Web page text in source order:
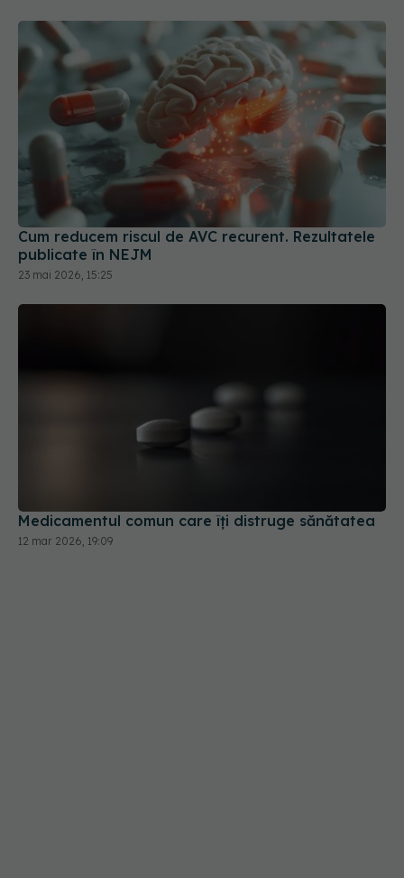
Cum reducem riscul de AVC recurent. Rezultatele
publicate în NEJM
23 mai 2026, 15:25
Medicamentul comun care îți distruge sănătatea
12 mar 2026, 19:09